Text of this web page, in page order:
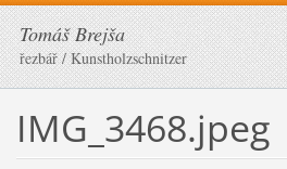
Tomáš Brejša
řezbář / Kunstholzschnitzer
IMG_3468.jpeg